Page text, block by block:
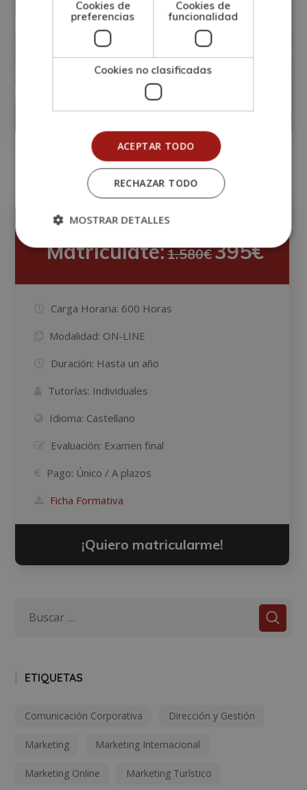
Máster en Marketing en Empresas de
Turismo y Restauración
Precio:
Matricúlate:1.580€395€
Carga Horaria: 600 Horas
Modalidad: ON-LINE
Duración: Hasta un año
Tutorías: Individuales
Idioma: Castellano
Evaluación: Examen final
Pago: Único / A plazos
Ficha Formativa
¡Quiero matricularme!
ETIQUETAS
Comunicación Corporativa Dirección y Gestión
Marketing Marketing Internacional
Marketing Online Marketing Turístico
Cookies de
preferencias
Cookies de
funcionalidad
Cookies no clasificadas
ACEPTAR TODO
RECHAZAR TODO
MOSTRAR DETALLES